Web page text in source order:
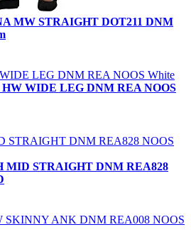
MW STRAIGHT DOT211 DNM
WIDE LEG DNM REA NOOS
MID STRAIGHT DNM REA828